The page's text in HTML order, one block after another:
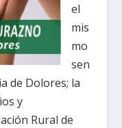
el
mis
mo
sen
de Dolores; la
y
Rural de